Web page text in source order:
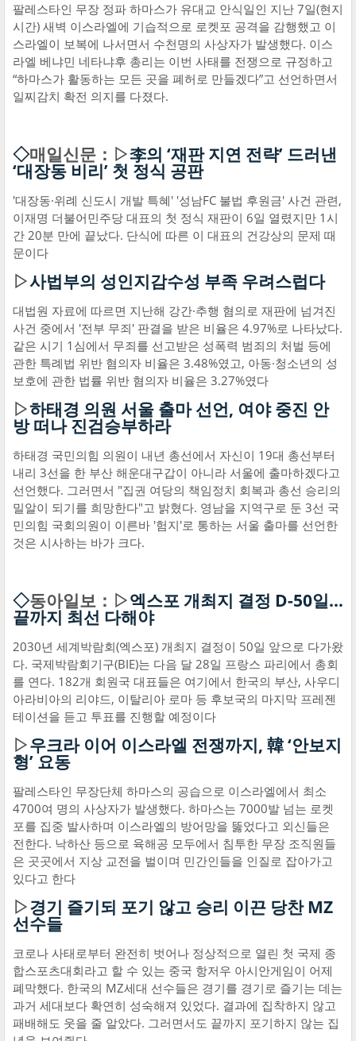
팔레스타인 무장 정파 하마스가 유대교 안식일인 지난 7일(현지
시간) 새벽 이스라엘에 기습적으로 로켓포 공격을 감행했고 이
스라엘이 보복에 나서면서 수천명의 사상자가 발생했다. 이스
라엘 베냐민 네타냐후 총리는 이번 사태를 전쟁으로 규정하고
“하마스가 활동하는 모든 곳을 폐허로 만들겠다”고 선언하면서
일찌감치 확전 의지를 다졌다.
◇매일신문：▷李의 ‘재판 지연 전략’ 드러낸
‘대장동 비리’ 첫 정식 공판
'대장동·위례 신도시 개발 특혜' '성남FC 불법 후원금' 사건 관련,
이재명 더불어민주당 대표의 첫 정식 재판이 6일 열렸지만 1시
간 20분 만에 끝났다. 단식에 따른 이 대표의 건강상의 문제 때
문이다
▷사법부의 성인지감수성 부족 우려스럽다
대법원 자료에 따르면 지난해 강간·추행 혐의로 재판에 넘겨진
사건 중에서 '전부 무죄' 판결을 받은 비율은 4.97%로 나타났다.
같은 시기 1심에서 무죄를 선고받은 성폭력 범죄의 처벌 등에
관한 특례법 위반 혐의자 비율은 3.48%였고, 아동·청소년의 성
보호에 관한 법률 위반 혐의자 비율은 3.27%였다
▷하태경 의원 서울 출마 선언, 여야 중진 안
방 떠나 진검승부하라
하태경 국민의힘 의원이 내년 총선에서 자신이 19대 총선부터
내리 3선을 한 부산 해운대구갑이 아니라 서울에 출마하겠다고
선언했다. 그러면서 "집권 여당의 책임정치 회복과 총선 승리의
밀알이 되기를 희망한다"고 밝혔다. 영남을 지역구로 둔 3선 국
민의힘 국회의원이 이른바 '험지'로 통하는 서울 출마를 선언한
것은 시사하는 바가 크다.
◇동아일보：▷엑스포 개최지 결정 D-50일…
끝까지 최선 다해야
2030년 세계박람회(엑스포) 개최지 결정이 50일 앞으로 다가왔
다. 국제박람회기구(BIE)는 다음 달 28일 프랑스 파리에서 총회
를 연다. 182개 회원국 대표들은 여기에서 한국의 부산, 사우디
아라비아의 리야드, 이탈리아 로마 등 후보국의 마지막 프레젠
테이션을 듣고 투표를 진행할 예정이다
▷우크라 이어 이스라엘 전쟁까지, 韓 ‘안보지
형’ 요동
팔레스타인 무장단체 하마스의 공습으로 이스라엘에서 최소
4700여 명의 사상자가 발생했다. 하마스는 7000발 넘는 로켓
포를 집중 발사하며 이스라엘의 방어망을 뚫었다고 외신들은
전한다. 낙하산 등으로 육해공 모두에서 침투한 무장 조직원들
은 곳곳에서 지상 교전을 벌이며 민간인들을 인질로 잡아가고
있다고 한다
▷경기 즐기되 포기 않고 승리 이끈 당찬 MZ
선수들
코로나 사태로부터 완전히 벗어나 정상적으로 열린 첫 국제 종
합스포츠대회라고 할 수 있는 중국 항저우 아시안게임이 어제
폐막했다. 한국의 MZ세대 선수들은 경기를 경기로 즐기는 데는
과거 세대보다 확연히 성숙해져 있었다. 결과에 집착하지 않고
패배해도 웃을 줄 알았다. 그러면서도 끝까지 포기하지 않는 집